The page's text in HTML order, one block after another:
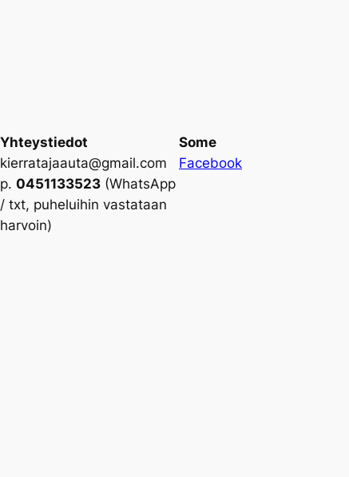
Yhteystiedot
kierratajaauta@gmail.com
p. 0451133523 (WhatsApp
/ txt, puheluihin vastataan
harvoin)
Some
Facebook